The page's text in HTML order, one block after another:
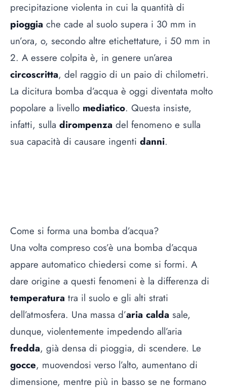
precipitazione violenta in cui la quantità di
pioggia che cade al suolo supera i 30 mm in
un’ora, o, secondo altre etichettature, i 50 mm in
2. A essere colpita è, in genere un’area
circoscritta, del raggio di un paio di chilometri.
La dicitura bomba d’acqua è oggi diventata molto
popolare a livello mediatico. Questa insiste,
infatti, sulla dirompenza del fenomeno e sulla
sua capacità di causare ingenti danni.
Come si forma una bomba d’acqua?
Una volta compreso cos’è una bomba d’acqua
appare automatico chiedersi come si formi. A
dare origine a questi fenomeni è la differenza di
temperatura tra il suolo e gli alti strati
dell’atmosfera. Una massa d’aria calda sale,
dunque, violentemente impedendo all’aria
fredda, già densa di pioggia, di scendere. Le
gocce, muovendosi verso l’alto, aumentano di
dimensione, mentre più in basso se ne formano